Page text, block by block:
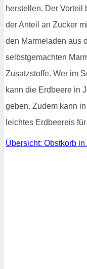
herstellen. Der Vorteil
der Anteil an Zucker
den Marmeladen aus
selbstgemachten
Zusatzstoffe. Wer im
kann die Erdbeere in
geben. Zudem kann
leichtes Erdbeereis
Übersicht: Obstkorb in